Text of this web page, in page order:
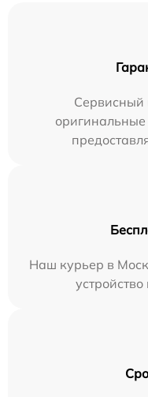
Сервисный
оригинальные
Наш курьер в